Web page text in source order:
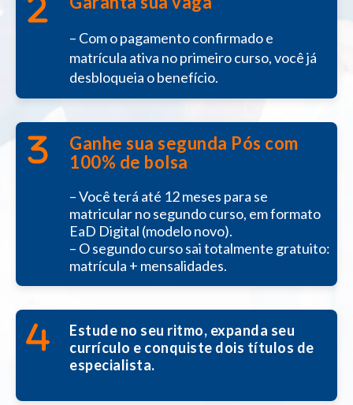
– Com o pagamento confirmado e
matrícula ativa no primeiro curso, você já
desbloqueia o benefício.
Ganhe sua segunda Pós com
100% de bolsa
– Você terá até 12 meses para se
matricular no segundo curso, em formato
EaD Digital (modelo novo).
– O segundo curso sai totalmente gratuito:
matrícula + mensalidades.
Estude no seu ritmo, expanda seu
currículo e conquiste dois títulos de
especialista.